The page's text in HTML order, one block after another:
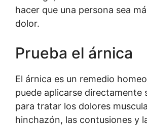
hacer que una persona sea
dolor.
Prueba el árnica
El árnica es un remedio
puede aplicarse directamente
para tratar los dolores
hinchazón, las contusiones y